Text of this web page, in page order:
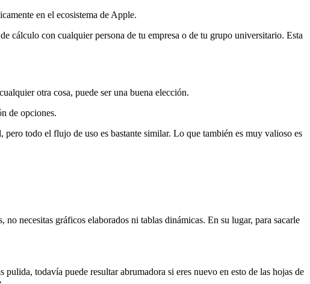
en el ecosistema de Apple.
cálculo con cualquier persona de tu empresa o de tu grupo universitario. Esta
otra cosa, puede ser una buena elección.
de opciones.
pero todo el flujo de uso es bastante similar. Lo que también es muy valioso es
necesitas gráficos elaborados ni tablas dinámicas. En su lugar, para sacarle
todavía puede resultar abrumadora si eres nuevo en esto de las hojas de